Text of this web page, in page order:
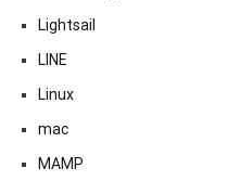
Lightsail
LINE
Linux
mac
MAMP